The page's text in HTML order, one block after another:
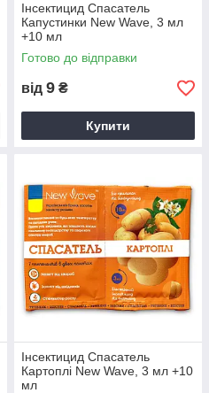
Інсектицид Спасатель
Капустинки New Wave, 3 мл
+10 мл
Готово до відправки
від 9 ₴
Купити
Інсектицид Спасатель
Картоплі New Wave, 3 мл +10
мл